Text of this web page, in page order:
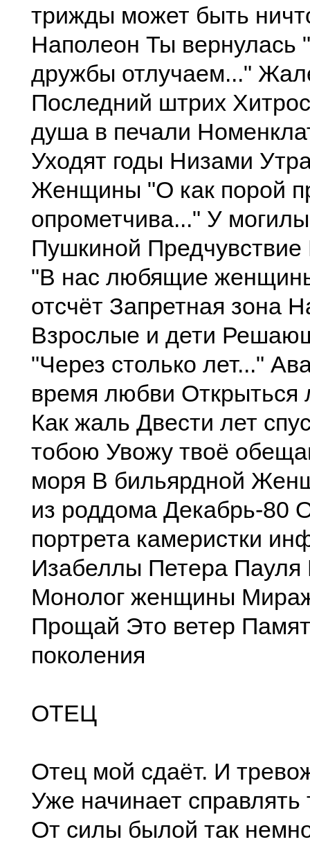
трижды может быть
Наполеон Ты вернулась
дружбы отлучаем..."
Последний штрих
душa в печали
Уходят годы Низами
Женщины "О как порой
опрометчива..." У
Пушкиной
"В нас любящие
отсчёт Запретная зона
Взрослые и дети
"Через столько лет..."
время любви Открыться
Как жаль Двести лет
тобою Увожу твоё
моря В бильярдной
из роддома Декабрь-80
портрета камеристки
Изабеллы Петера Пауля
Монолог женщины
Прощай Это ветер
поколения
ОТЕЦ
Отец мой сдаёт. И
Уже начинает справлять
От силы былой так